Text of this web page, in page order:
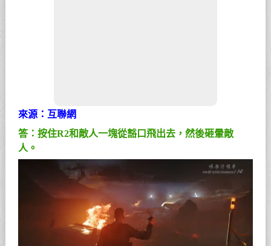
來源：互聯網
答：按住R2和敵人一塊從豁口飛出去，然後砸暈敵
人。